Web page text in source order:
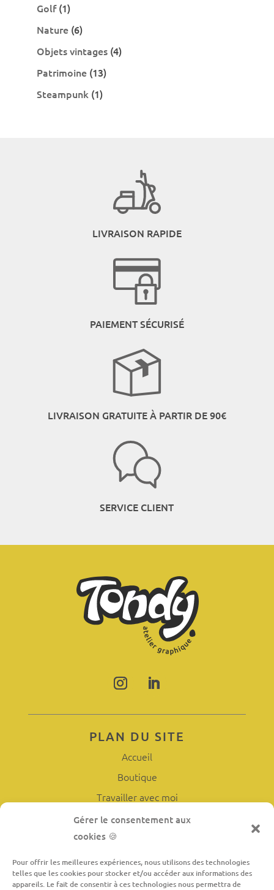
Gérer le consentement aux
cookies 🍪
Pour offrir les meilleures expériences, nous utilisons des technologies
telles que les cookies pour stocker et/ou accéder aux informations des
appareils. Le fait de consentir à ces technologies nous permettra de
Golf 11
produit
Nature 66
produits
Objets vintages 44
Patrimoine 1313
Steampunk 11
LIVRAISON RAPIDE
PAIEMENT SÉCURISÉ
LIVRAISON GRATUITE À PARTIR DE 90€
SERVICE CLIENT
PLAN DU SITE
Accueil
Boutique
Travailler avec moi
L’atelier
Contact